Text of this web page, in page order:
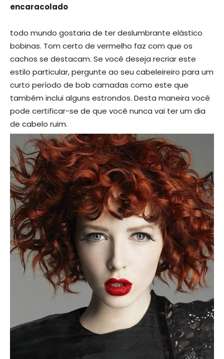
encaracolado
todo mundo gostaria de ter deslumbrante elástico
bobinas. Tom certo de vermelho faz com que os
cachos se destacam. Se você deseja recriar este
estilo particular, pergunte ao seu cabeleireiro para um
curto período de bob camadas como este que
também inclui alguns estrondos. Desta maneira você
pode certificar-se de que você nunca vai ter um dia
de cabelo ruim.